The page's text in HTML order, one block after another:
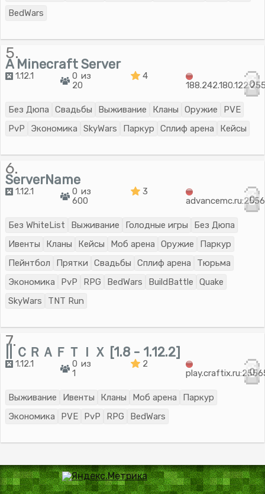
BedWars
5.
A Minecraft Server
1.12.1
0 из
20
4
0
Без Дюпа Свадьбы Выживание Кланы Оружие
PVE
PvP
Экономика SkyWars Паркур Сплиф арена Кейсы
6.
ServerName
1.12.1
0 из
600
3
0
Без WhiteList Выживание Голодные игры
Без Дюпа
Ивенты
Кланы Кейсы Моб арена Оружие
Паркур
Пейнтбол
Прятки Свадьбы Сплиф арена
Тюрьма
Экономика
PvP RPG BedWars BuildBattle
Quake
SkyWars
TNT Run
7.
|| ＣＲＡＦＴＩＸ [1.8 - 1.12.2]
1.12.1
0 из
1
2
0
Выживание Ивенты Кланы Моб арена
Паркур
Экономика
PVE PvP RPG BedWars